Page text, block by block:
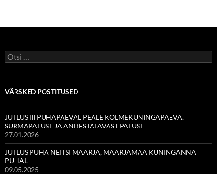
Otsi:
VÄRSKED POSTITUSED
JUTLUS III PÜHAPÄEVAL PEALE KOLMEKUNINGAPÄEVA.
SURMAPATUST JA ANDESTATAVAST PATUST
27.01.2026
JUTLUS PÜHA NEITSI MAARJA, MAARJAMAA KUNINGANNA
PÜHAL
09.05.2025